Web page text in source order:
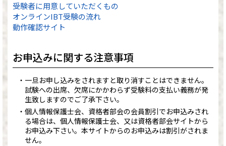
受験者に用意していただくもの
オンラインIBT受験の流れ
動作確認サイト
お申込みに関する注意事項
一旦お申し込みをされますと取り消すことはできません。
試験への出席、欠席にかかわらず受験料の支払い義務が発
生致しますのでご了承下さい。
個人情報保護士会、資格者部会の会員割引でお申込みされ
る場合は、個人情報保護士会、又は資格者部会サイトから
お申込み下さい。本サイトからのお申込みは割引がされま
せん。